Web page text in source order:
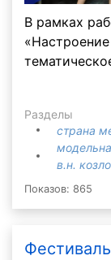
В рамках
Разделы
страна
в.н.
Показов: 865